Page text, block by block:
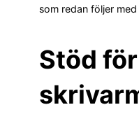
som redan följer
Stöd